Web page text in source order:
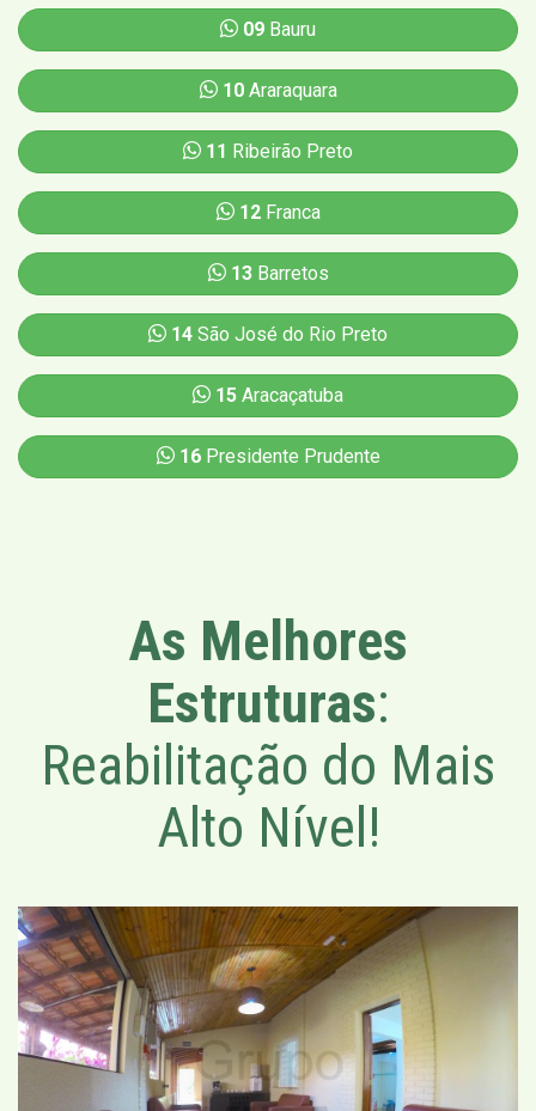
09 Bauru
10Araraquara
11 Ribeirão Preto
12Franca
13Barretos
14 São José do Rio Preto
15 Aracaçatuba
16Presidente Prudente
As Melhores
Estruturas:
Reabilitação do Mais
Alto Nível!